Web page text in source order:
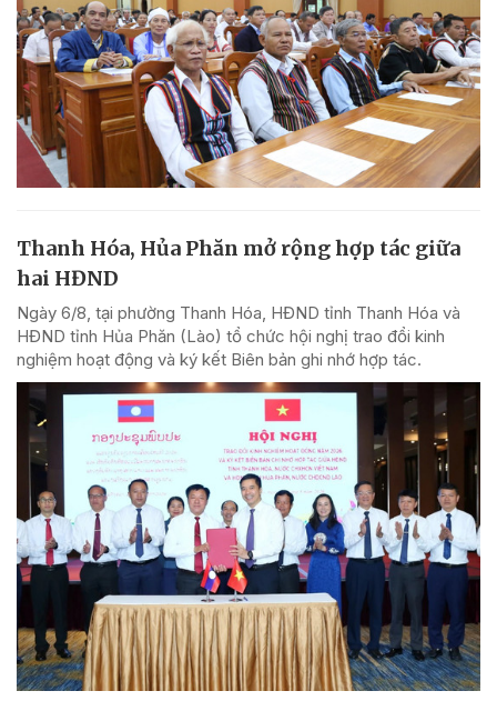
Thanh Hóa, Hủa Phăn mở rộng hợp tác giữa
hai HĐND
Ngày 6/8, tại phường Thanh Hóa, HĐND tỉnh Thanh Hóa và
HĐND tỉnh Hủa Phăn (Lào) tổ chức hội nghị trao đổi kinh
nghiệm hoạt động và ký kết Biên bản ghi nhớ hợp tác.